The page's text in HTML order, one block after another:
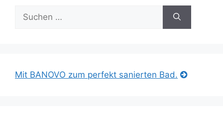
nach:
Mit BANOVO zum perfekt sanierten Bad.